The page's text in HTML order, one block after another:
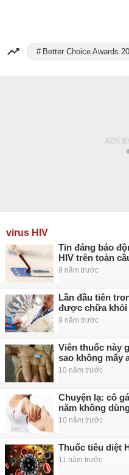
Better Choice Awards
virus HIV
Tin đáng báo
HIV trên toàn
9 năm trước
Lần đầu tiên
được chữa khỏi
9 năm trước
Viên thuốc này
sao không mấy
10 năm trước
Chuyện lạ: cô
năm không
10 năm trước
Thuốc tiêu diệt
11 năm trước